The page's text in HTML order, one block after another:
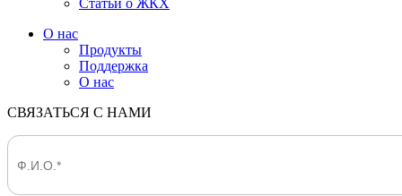
Статьи о ЖКХ
О нас
Продукты
Поддержка
О нас
СВЯЗАТЬСЯ С НАМИ